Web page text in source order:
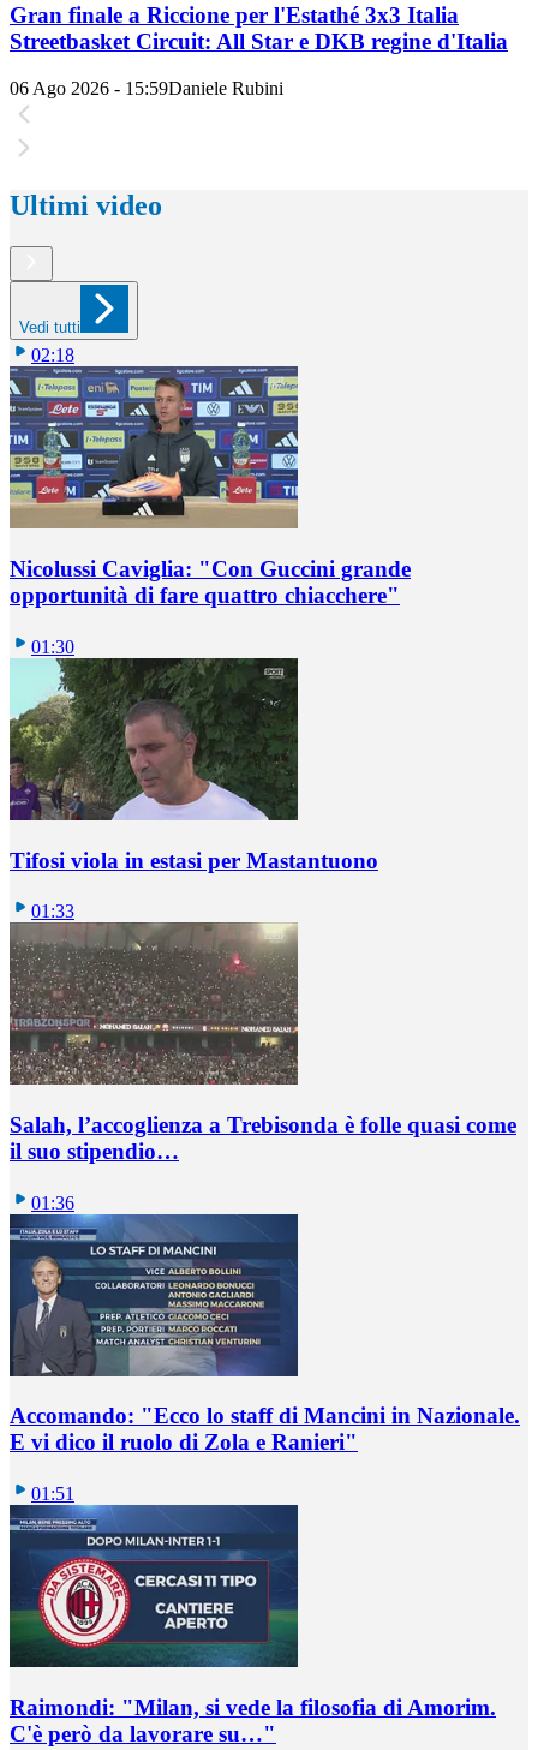
Gran finale a Riccione per l'Estathé 3x3 Italia
Streetbasket Circuit: All Star e DKB regine d'Italia
06 Ago 2026 - 15:59Daniele Rubini
Ultimi video
Vedi tutti
02:18
Nicolussi Caviglia: "Con Guccini grande
opportunità di fare quattro chiacchere"
01:30
Tifosi viola in estasi per Mastantuono
01:33
Salah, l’accoglienza a Trebisonda è folle quasi come
il suo stipendio…
01:36
Accomando: "Ecco lo staff di Mancini in Nazionale.
E vi dico il ruolo di Zola e Ranieri"
01:51
Raimondi: "Milan, si vede la filosofia di Amorim.
C'è però da lavorare su…"